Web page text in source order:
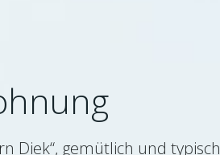
Diek“, gemütlich und typisch